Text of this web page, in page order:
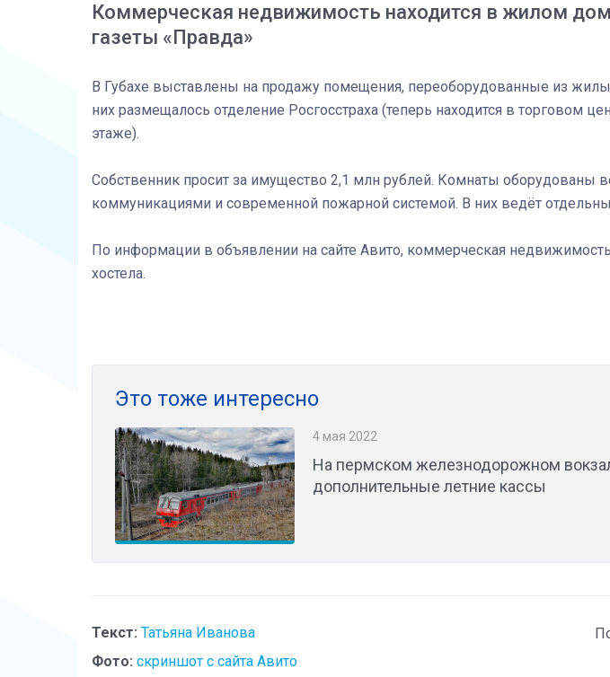
Коммерческая недвижимость находится в жилом
газеты «Правда»
В Губахе выставлены на продажу помещения, переоборудованные из
них размещалось отделение Росгосстраха (теперь находится в торговом
этаже).
Собственник просит за имущество 2,1 млн рублей. Комнаты оборудованы
коммуникациями и современной пожарной системой. В них ведёт
По информации в объявлении на сайте Авито, коммерческая
хостела.
Это тоже интересно
4 мая 2022
На пермском железнодорожном
дополнительные летние кассы
Текст: Татьяна Иванова
Фото: скриншот с сайта Авито